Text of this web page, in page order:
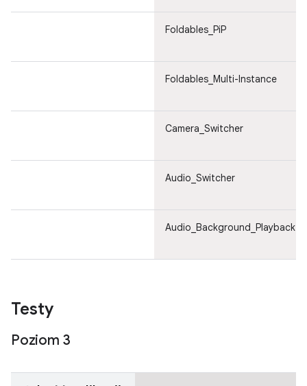
Foldables_PiP
Foldables_Multi-Instance
Camera_Switcher
Audio_Switcher
Audio_Background_Playback
Testy
Poziom 3